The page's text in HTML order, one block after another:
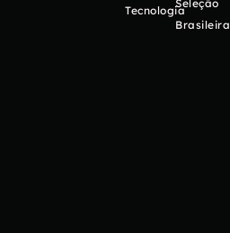
Tecnologia
Seleção
Brasileira